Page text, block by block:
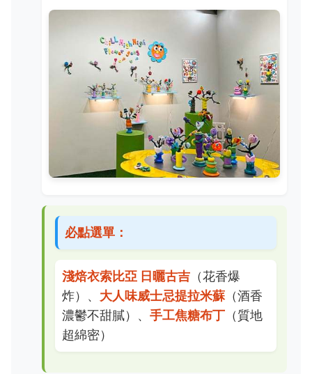
必點選單：
淺焙衣索比亞 日曬古吉 （花香爆
炸）、 大人味威士忌提拉米蘇（酒香
濃鬱不甜膩）、 手工焦糖布丁 （質地
超綿密）